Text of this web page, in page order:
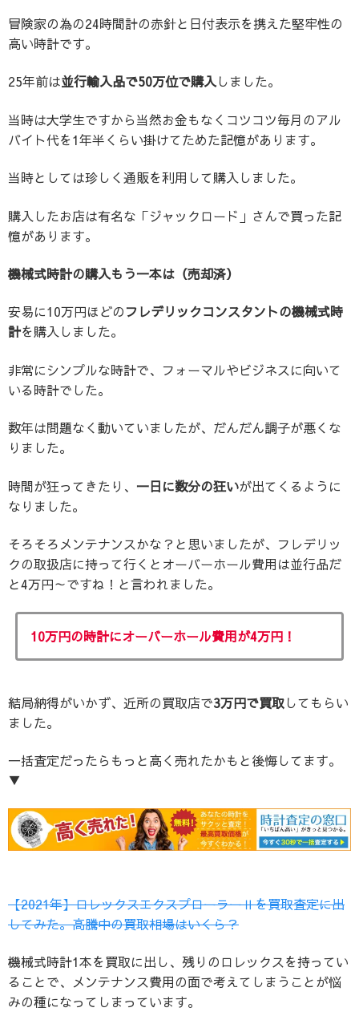
冒険家の為の24時間計の赤針と日付表示を携えた堅牢性の
高い時計です。
25年前は並行輸入品で50万位で購入しました。
当時は大学生ですから当然お金もなくコツコツ毎月のアル
バイト代を1年半くらい掛けてためた記憶があります。
当時としては珍しく通販を利用して購入しました。
購入したお店は有名な「ジャックロード」さんで買った記
憶があります。
機械式時計の購入もう一本は（売却済）
安易に10万円ほどのフレデリックコンスタントの機械式時
計を購入しました。
非常にシンプルな時計で、フォーマルやビジネスに向いて
いる時計でした。
数年は問題なく動いていましたが、だんだん調子が悪くな
りました。
時間が狂ってきたり、 一日に数分の狂いが出てくるように
なりました。
そろそろメンテナンスかな？と思いましたが、フレデリッ
クの取扱店に持って行くとオーバーホール費用は並行品だ
と4万円～ですね！と言われました。
10万円の時計にオーバーホール費用が4万円！
結局納得がいかず、近所の買取店で3万円で買取してもらい
ました。
一括査定だったらもっと高く売れたかもと後悔してます。
▼
【2021年】ロレックスエクスプローラーⅡを買取査定に出
してみた。高騰中の買取相場はいくら？
機械式時計1本を買取に出し、残りのロレックスを持ってい
ることで、メンテナンス費用の面で考えてしまうことが悩
みの種になってしまっています。